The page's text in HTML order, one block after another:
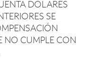
DÓLARES
SE
NO CUMPLE CON